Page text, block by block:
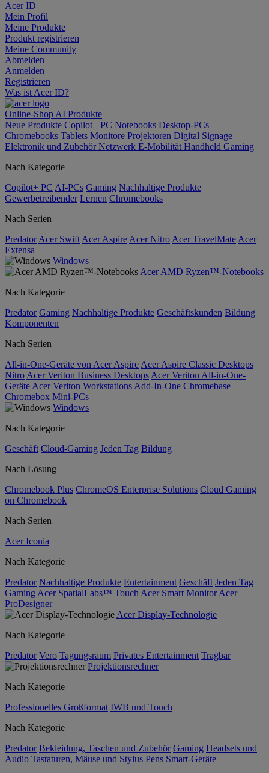
Acer ID
Mein Profil
Meine Produkte
Produkt registrieren
Meine Community
Abmelden
Anmelden
Registrieren
Was ist Acer ID?
Online-Shop AI Produkte
Neue Produkte Copilot+ PC Notebooks Desktop-PCs
Chromebooks Tablets Monitore Projektoren Digital Signage
Elektronik und ZubehörNetzwerk E-Mobilität Handheld Gaming
Nach Kategorie
Copilot+ PC AI-PCs Gaming Nachhaltige Produkte
Gewerbetreibender Lernen Chromebooks
Nach Serien
Predator Acer Swift Acer Aspire Acer Nitro Acer TravelMate Acer
Extensa
Windows
Acer AMD Ryzen™-Notebooks
Nach Kategorie
Predator Gaming Nachhaltige Produkte Geschäftskunden Bildung
Komponenten
Nach Serien
All-in-One-Geräte von Acer Aspire Acer Aspire Classic Desktops
Nitro Acer Veriton Business Desktops Acer Veriton All-in-One-
Geräte Acer Veriton Workstations Add-In-One Chromebase
Chromebox Mini-PCs
Windows
Nach Kategorie
Geschäft Cloud-Gaming Jeden Tag Bildung
Nach Lösung
Chromebook Plus ChromeOS Enterprise Solutions Cloud Gaming
on Chromebook
Nach Serien
Acer Iconia
Nach Kategorie
Predator Nachhaltige Produkte Entertainment Geschäft Jeden Tag
Gaming Acer SpatialLabs™ Touch Acer Smart Monitor Acer
ProDesigner
Acer Display-Technologie
Nach Kategorie
Predator Vero Tagungsraum Privates Entertainment Tragbar
Projektionsrechner
Nach Kategorie
Professionelles Großformat IWB und Touch
Nach Kategorie
Predator Bekleidung, Taschen und Zubehör Gaming Headsets und
Audio Tastaturen, Mäuse und Stylus Pens Smart-Geräte